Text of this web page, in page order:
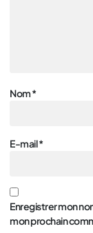
Nom*
E-mail*
Enregistrer mon
mon prochain